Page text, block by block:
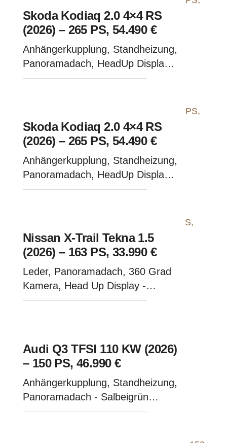
Skoda Kodiaq 2.0 4×4 RS
(2026) – 265 PS, 54.490 €
Anhängerkupplung, Standheizung,
Panoramadach, HeadUp Display -
Steel Grau
Skoda Kodiaq 2.0 4×4 RS
(2026) – 265 PS, 54.490 €
Anhängerkupplung, Standheizung,
Panoramadach, HeadUp Display -
Graphite Grau
Nissan X-Trail Tekna 1.5
(2026) – 163 PS, 33.990 €
Leder, Panoramadach, 360 Grad
Kamera, Head Up Display -
Diamant Black
Audi Q3 TFSI 110 KW (2026)
– 150 PS, 46.990 €
Anhängerkupplung, Standheizung,
Panoramadach - Salbeigrün
Metallic